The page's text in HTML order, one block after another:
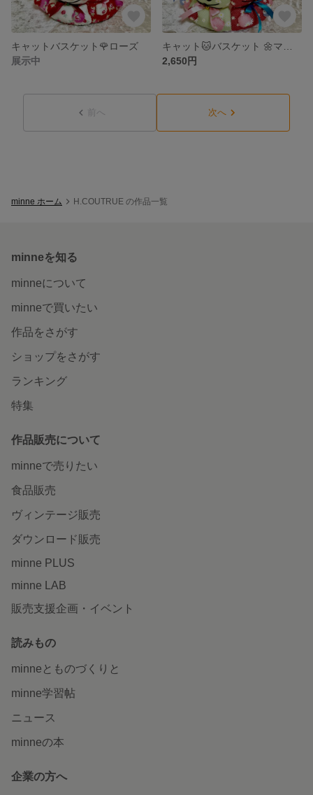
キャットバスケット🌹ローズ
展示中
2,650円
前へ 次へ
minne ホーム H.COUTRUE の作品一覧
minneを知る
minneについて
minneで買いたい
作品をさがす
ショップをさがす
ランキング
特集
作品販売について
minneで売りたい
食品販売
ヴィンテージ販売
ダウンロード販売
minne PLUS
minne LAB
販売支援企画・イベント
読みもの
minneとものづくりと
minne学習帖
ニュース
minneの本
企業の方へ